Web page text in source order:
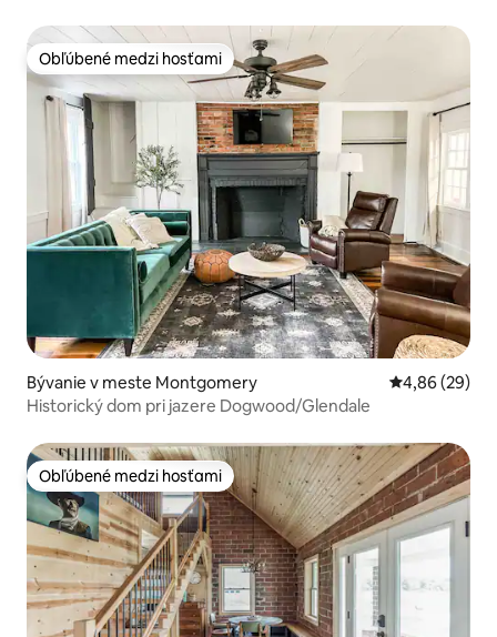
Obľúbené medzi hosťami
Obľúbené medzi hosťami
Bývanie v meste Montgomery Priemerné
4,86 (29)
Historický dom pri jazere Dogwood/Glendale
Obľúbené medzi hosťami
Obľúbené medzi hosťami